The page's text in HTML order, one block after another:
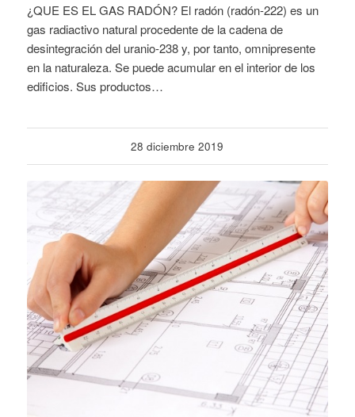
¿QUE ES EL GAS RADÓN? El radón (radón-222) es un
gas radiactivo natural procedente de la cadena de
desintegración del uranio-238 y, por tanto, omnipresente
en la naturaleza. Se puede acumular en el interior de los
edificios. Sus productos…
28 diciembre 2019